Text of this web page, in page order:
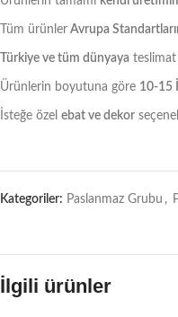
Tüm ürünler Avrupa
Türkiye ve tüm dünyaya teslimat
Ürünlerin boyutuna göre 10-15
İsteğe özel ebat ve dekor
Kategoriler: Paslanmaz Grubu ,
İlgili ürünler